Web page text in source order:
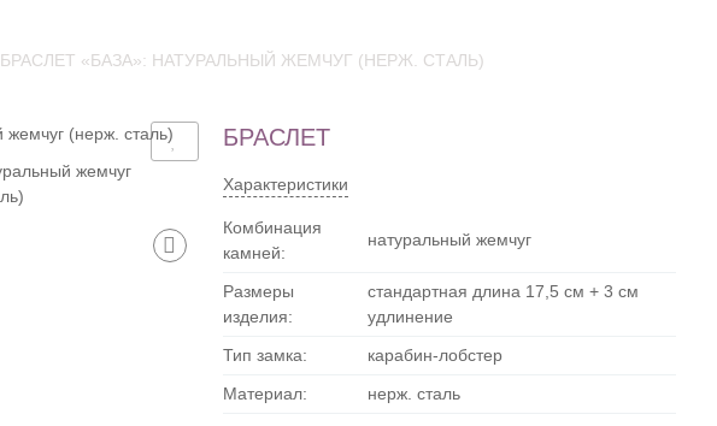
БРАСЛЕТ «БАЗА»: НАТУРАЛЬНЫЙ ЖЕМЧУГ (НЕРЖ. СТАЛЬ)
БРАСЛЕТ
Характеристики
Комбинация
камней:
натуральный жемчуг
Размеры
изделия:
стандартная длина 17,5 см + 3 см
удлинение
Тип замка:
карабин-лобстер
Материал:
нерж. сталь